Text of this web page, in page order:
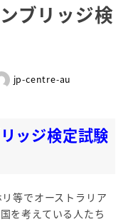
ブリッジ検
jp-centre-au
ッジ検定試験
等でオーストラリア
を考えている人たち